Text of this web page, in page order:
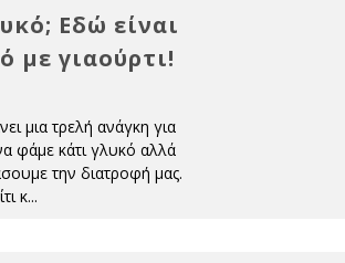
Εδώ είναι
με γιαούρτι!
μια τρελή ανάγκη για
φάμε κάτι γλυκό αλλά
την διατροφή μας.
κ...